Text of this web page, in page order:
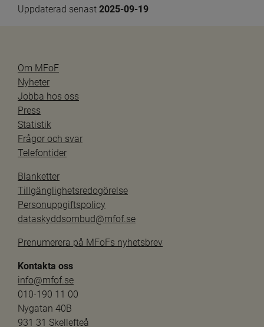
Uppdaterad senast 2025-09-19
Om MFoF
Nyheter
Jobba hos oss
Press
Statistik
Frågor och svar
Telefontider
Blanketter
Tillgänglighetsredogörelse
Personuppgiftspolicy
dataskyddsombud@mfof.se
Prenumerera på MFoFs nyhetsbrev
Kontakta oss
info@mfof.se
010-190 11 00
Nygatan 40B
931 31 Skellefteå